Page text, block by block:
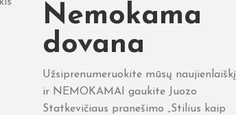
Nemokama
dovana
Užsiprenumeruokite mūsų naujienlaiškį
ir NEMOKAMAI gaukite Juozo
Statkevičiaus pranešimo „Stilius kaip